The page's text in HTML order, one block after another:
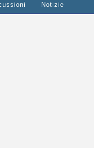
Notizie